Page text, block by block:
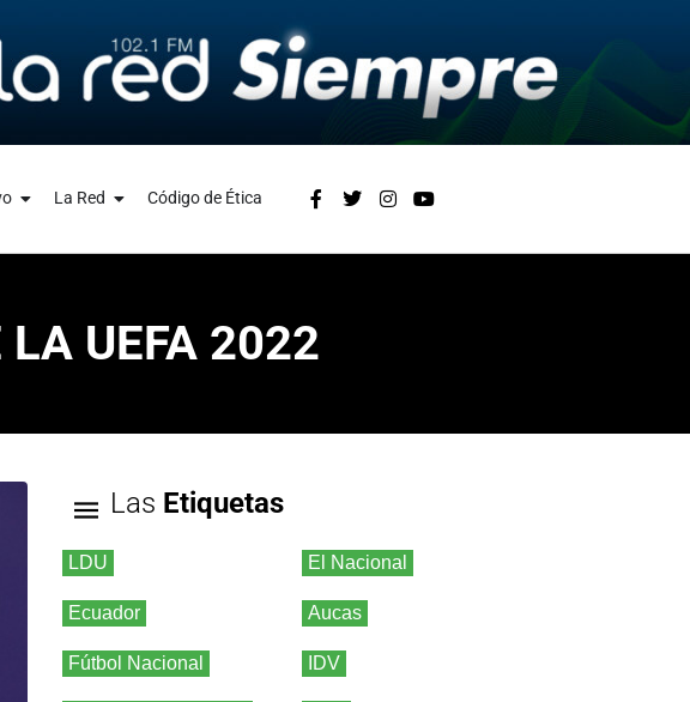
La Red Código de Ética
LA UEFA 2022
Las Etiquetas
LDU El Nacional
Ecuador Aucas
Fútbol Nacional IDV